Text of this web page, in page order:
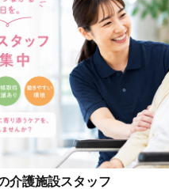
介護施設スタッフ